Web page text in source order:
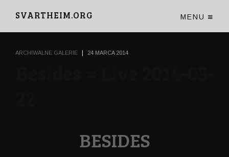
SVARTHEIM.ORG MENU
ARCHIWALNE GALERIE 24 MARCA 2014
BESIDES